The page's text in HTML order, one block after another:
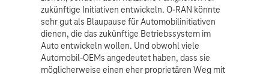
zukünftige Initiativen entwickeln. O-RAN könnte
sehr gut als Blaupause für Automobilinitiativen
dienen, die das zukünftige Betriebssystem im
Auto entwickeln wollen. Und obwohl viele
Automobil-OEMs angedeutet haben, dass sie
möglicherweise einen eher proprietären Weg mit